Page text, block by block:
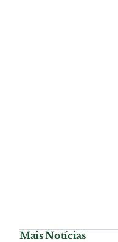
Mais Notícias